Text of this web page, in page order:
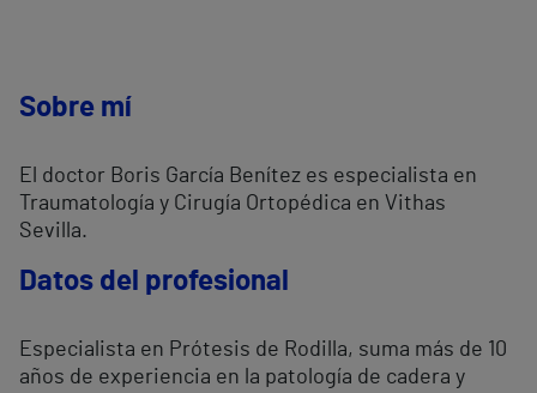
Sobre mí
El doctor Boris García Benítez es especialista en
Traumatología y Cirugía Ortopédica en Vithas
Sevilla.
Datos del profesional
Especialista en Prótesis de Rodilla, suma más de 10
años de experiencia en la patología de cadera y